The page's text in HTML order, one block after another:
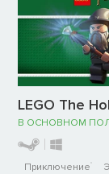
LEGO The
В ОСНОВНОМ
Приключение